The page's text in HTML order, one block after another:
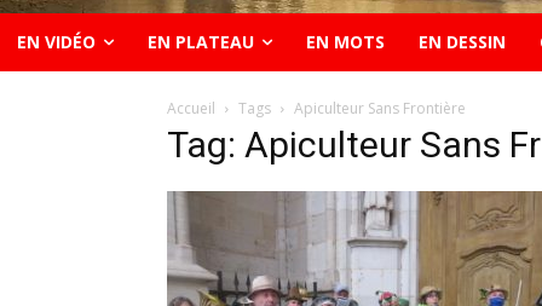
EN VIDÉO EN PLATEAU EN MOTS EN DESSIN
Accueil Tags Apiculteur Sans Frontière
Tag: Apiculteur Sans